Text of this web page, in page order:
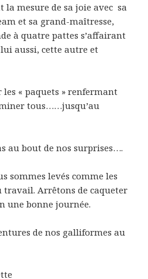
la mesure de sa joie avec sa
et sa grand-maîtresse,
à quatre pattes s’affairant
aussi, cette autre et
les « paquets » renfermant
tous……jusqu’au
au bout de nos surprises….
sommes levés comme les
travail. Arrêtons de caqueter
une bonne journée.
de nos galliformes au